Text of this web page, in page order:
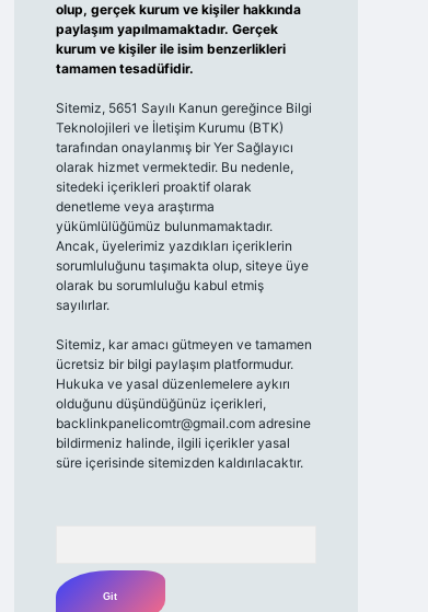
olup, gerçek kurum ve kişiler hakkında
paylaşım yapılmamaktadır. Gerçek
kurum ve kişiler ile isim benzerlikleri
tamamen tesadüfidir.
Sitemiz, 5651 Sayılı Kanun gereğince Bilgi
Teknolojileri ve İletişim Kurumu (BTK)
tarafından onaylanmış bir Yer Sağlayıcı
olarak hizmet vermektedir. Bu nedenle,
sitedeki içerikleri proaktif olarak
denetleme veya araştırma
yükümlülüğümüz bulunmamaktadır.
Ancak, üyelerimiz yazdıkları içeriklerin
sorumluluğunu taşımakta olup, siteye üye
olarak bu sorumluluğu kabul etmiş
sayılırlar.
Sitemiz, kar amacı gütmeyen ve tamamen
ücretsiz bir bilgi paylaşım platformudur.
Hukuka ve yasal düzenlemelere aykırı
olduğunu düşündüğünüz içerikleri,
backlinkpanelicomtr@gmail.comadresine
bildirmeniz halinde, ilgili içerikler yasal
süre içerisinde sitemizden kaldırılacaktır.